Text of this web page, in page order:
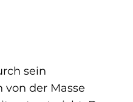
sein
der Masse